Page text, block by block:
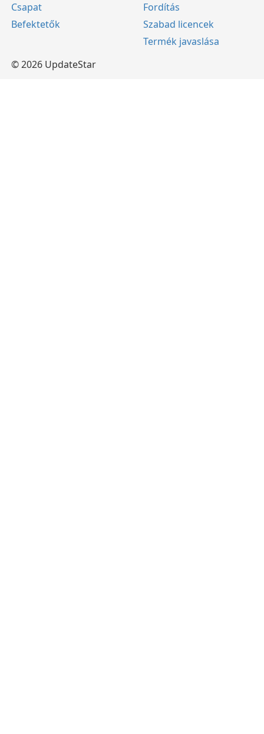
Csapat
Befektetők
Fordítás
Szabad licencek
Termék javaslása
© 2026 UpdateStar